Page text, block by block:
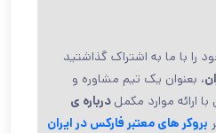
را با ما به اشتراک گذاشتید
، بعنوان یک تیم مشاوره و
ارائه موارد مکمل درباره ی
بروکر های معتبر فارکس در ایران